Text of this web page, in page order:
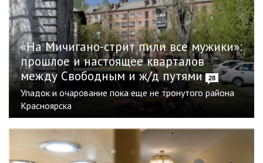
«На Мичигано-стрит пили все мужики»:
прошлое и настоящее кварталов
между Свободным и ж/д путями
28
Упадок и очарование пока еще не тронутого района
Красноярска